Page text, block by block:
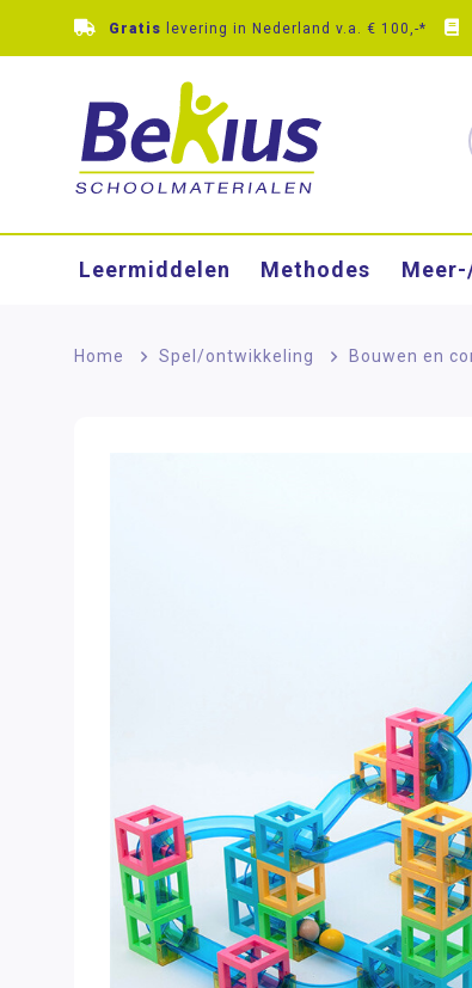
Gratis levering in Nederland v.a. € 100,-*
Leermiddelen Methodes
Home > Spel/ontwikkeling > Bouwen en